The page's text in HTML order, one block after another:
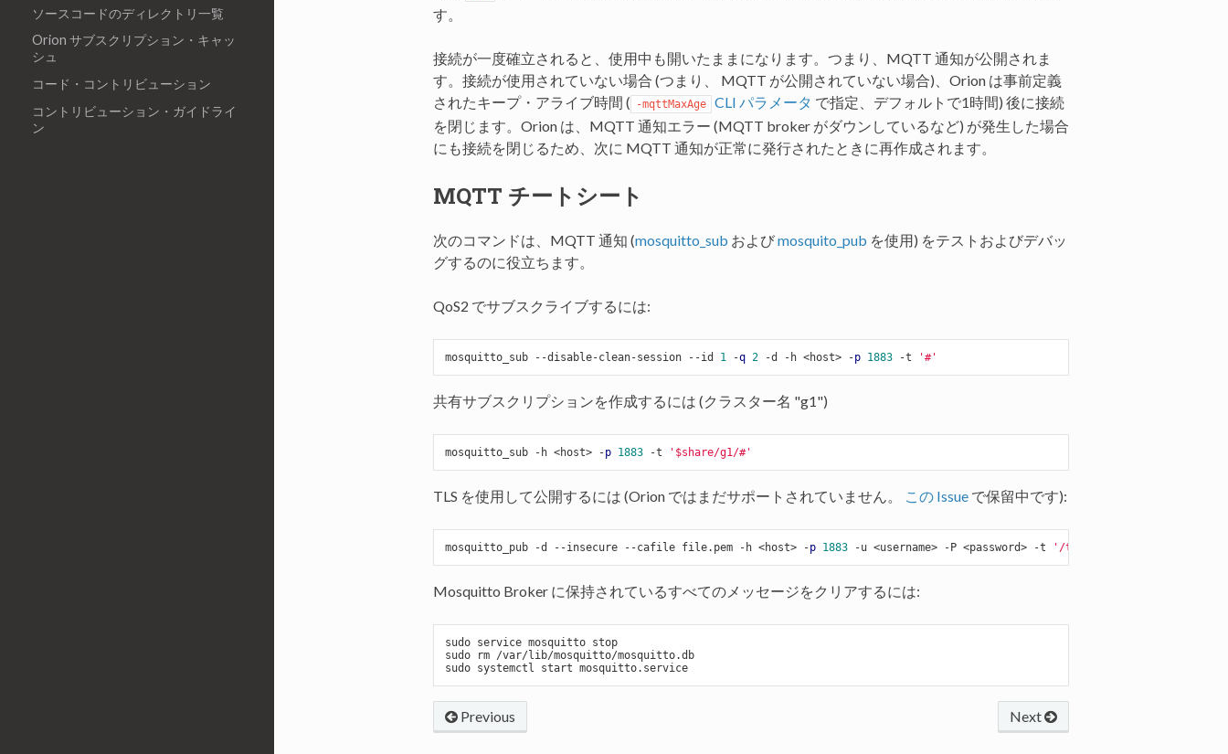
ソースコードのディレクトリ一覧
Orion サブスクリプション・キャッ
シュ
コード・コントリビューション
コントリビューション・ガイドライ
ン
す。
接続が一度確立されると、使用中も開いたままになります。つまり、MQTT 通知が公開されま
す。接続が使用されていない場合 (つまり、 MQTT が公開されていない場合)、Orion は事前定義
されたキープ・アライブ時間 (
-mqttMaxAge CLI パラメータ で指定、デフォルトで1時間) 後に接続
を閉じます。Orion は、MQTT 通知エラー (MQTT broker がダウンしているなど) が発生した場合
にも接続を閉じるため、次に MQTT 通知が正常に発行されたときに再作成されます。
MQTT チートシート
次のコマンドは、MQTT 通知 (mosquitto_sub およびmosquito_pub を使用) をテストおよびデバッ
グするのに役立ちます。
QoS2 でサブスクライブするには:
mosquitto_sub --disable-clean-session --id 1 -q 2 -d -h <host> -p 1883 -t '#'
共有サブスクリプションを作成するには (クラスター名 "g1")
mosquitto_sub -h <host> -p 1883 -t '$share/g1/#'
TLS を使用して公開するには (Orion ではまだサポートされていません。 この Issueで保留中です):
mosquitto_pub -d --insecure --cafile file.pem -h <host> -p 1883 -u <username> -P <password> -t '/topic'
Mosquitto Broker に保持されているすべてのメッセージをクリアするには:
sudo service mosquitto stop
sudo rm /var/lib/mosquitto/mosquitto.db
sudo systemctl start mosquitto.service
Next
Previous